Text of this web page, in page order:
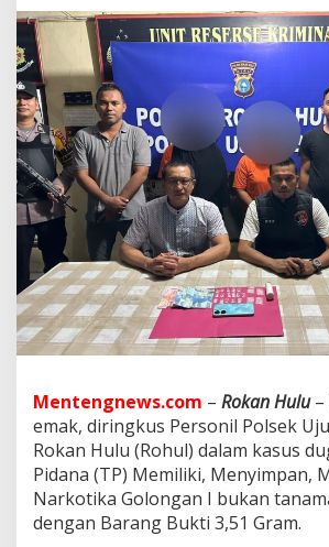
m
a
k
,
D
i
r
i
n
g
k
u
s
P
e
r
o
l
P
o
l
s
e
k
Mentengnews.com – Rokan Hulu
emak, diringkus Personil Polsek
Rokan Hulu (Rohul) dalam kasus
Pidana (TP) Memiliki, Menyimpan,
Narkotika Golongan I bukan
dengan Barang Bukti 3,51 Gram.